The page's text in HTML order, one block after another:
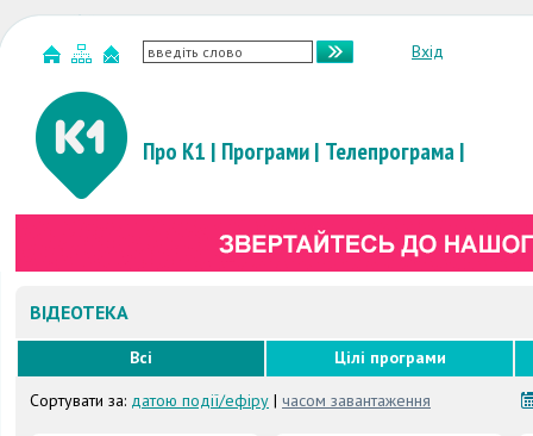
Вхід
Про К1 | Програми| Телепрограма|
ВІДЕОТЕКА
Всі
Цілі програми
Сортувати за: датою події/ефіру | часом завантаження